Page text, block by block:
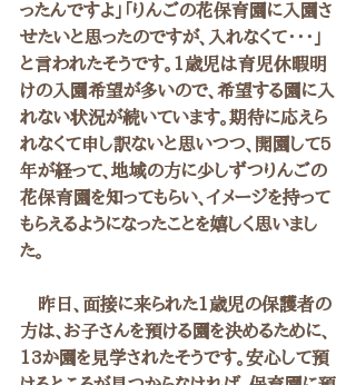
ったんですよ」「りんごの花保育園に入園さ
せたいと思ったのですが、入れなくて・・・」
と言われたそうです。1歳児は育児休暇明
けの入園希望が多いので、希望する園に入
れない状況が続いています。期待に応えら
れなくて申し訳ないと思いつつ、開園して5
年が経って、地域の方に少しずつりんごの
花保育園を知ってもらい、イメージを持って
もらえるようになったことを嬉しく思いまし
た。
昨日、面接に来られた1歳児の保護者の
方は、お子さんを預ける園を決めるために、
13か園を見学されたそうです。安心して預